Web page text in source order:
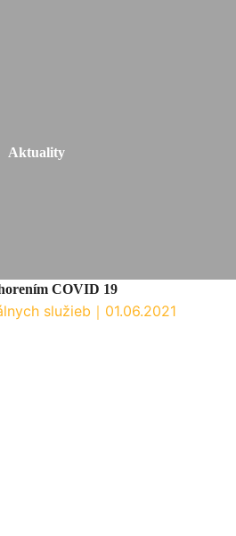
Aktuality
COVID 19
služieb ｜ 01.06.2021